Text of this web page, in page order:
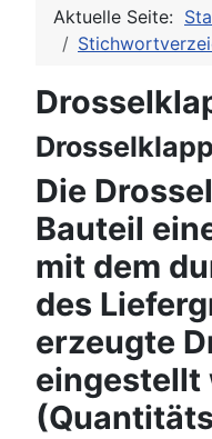
Aktuelle Seite:
Die
Bauteil
mit dem
des
erzeugte
eingestellt